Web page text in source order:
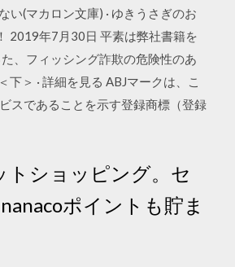
い(マカロン文庫) · ゆきうさぎのお
2019年7月30日 平素は弊社書籍を
、フィッシング詐欺の危険性のあ
＞ · 詳細を見る ABJマークは、こ
スであることを示す登録商標（登録
トショッピング。セ
ポイントも貯ま